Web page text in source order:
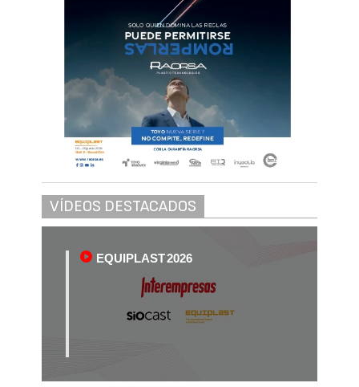
VÍDEOS DESTACADOS
EQUIPLAST 2026